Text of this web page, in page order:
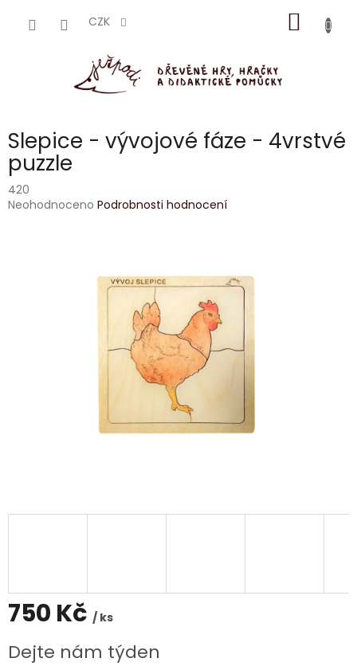
CZK
KOŠÍK
Slepice - vývojové fáze - 4vrstvé
puzzle
420
Průměrné
Neohodnoceno Podrobnosti hodnocení
750 Kč / ks
cena:
Dejte nám týden